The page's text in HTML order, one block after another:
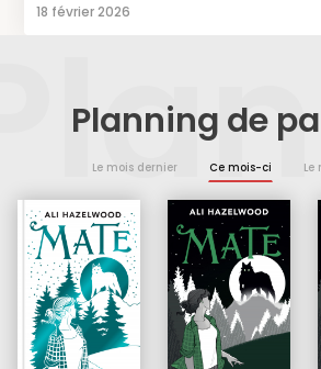
18 février 2026
Planning de
Le mois dernier Ce mois-ci Le